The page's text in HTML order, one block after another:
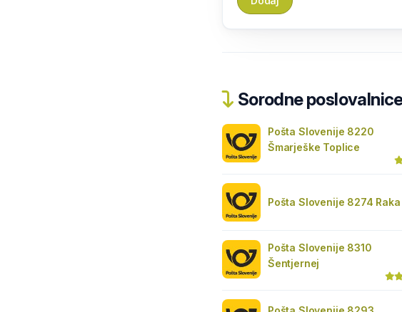
Sorodne
Pošta Slovenije 8220
Šmarješke Toplice
Pošta Slovenije 8274 Raka
Pošta Slovenije 8310
Šentjernej